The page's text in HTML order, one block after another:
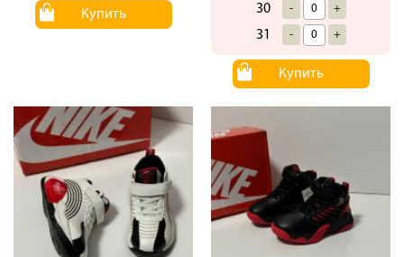
Купить 30 - +
31 - +
Купить